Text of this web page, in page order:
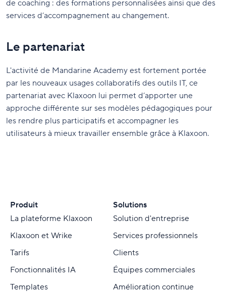
de coaching : des formations personnalisées ainsi que des
services d’accompagnement au changement.
Le partenariat
L'activité de Mandarine Academy est fortement portée
par les nouveaux usages collaboratifs des outils IT, ce
partenariat avec Klaxoon lui permet d’apporter une
approche différente sur ses modèles pédagogiques pour
les rendre plus participatifs et accompagner les
utilisateurs à mieux travailler ensemble grâce à Klaxoon.
Produit
La plateforme Klaxoon
Klaxoon et Wrike
Tarifs
Fonctionnalités IA
Templates
Solutions
Solution d'entreprise
Services professionnels
Clients
Équipes commerciales
Amélioration continue